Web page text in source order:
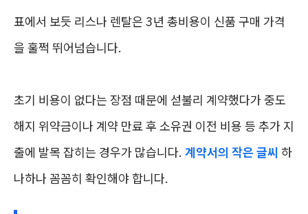
표에서 보듯 리스나 렌탈은 3년 총비용이 신품 구매 가격
을 훌쩍 뛰어넘습니다.
초기 비용이 없다는 장점 때문에 섣불리 계약했다가 중도
해지 위약금이나 계약 만료 후 소유권 이전 비용 등 추가 지
출에 발목 잡히는 경우가 많습니다. 계약서의 작은 글씨 하
나하나 꼼꼼히 확인해야 합니다.